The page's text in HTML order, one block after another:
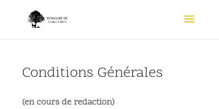
Conditions Générales
(en cours de redaction)